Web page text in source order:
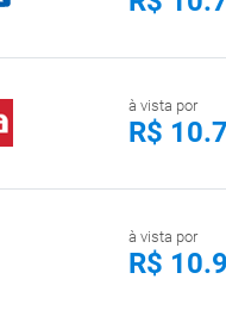
à vista por
R$
à vista por
R$